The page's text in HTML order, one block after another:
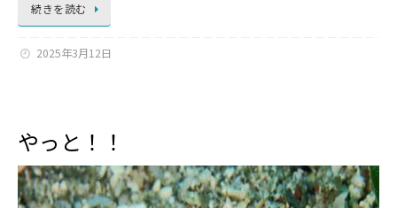
続きを読む
2025年3月12日
やっと！！